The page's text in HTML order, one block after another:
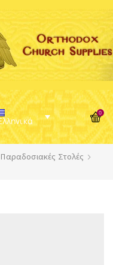
0
Στολές